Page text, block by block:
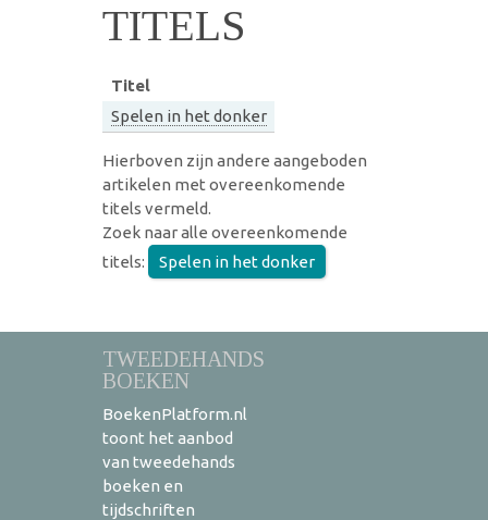
TITELS
Titel
Spelen in het donker
Hierboven zijn andere aangeboden
artikelen met overeenkomende
titels vermeld.
Zoek naar alle overeenkomende
titels:
Spelen in het donker
TWEEDEHANDS
BOEKEN
BoekenPlatform.nl
toont het aanbod
van tweedehands
boeken en
tijdschriften